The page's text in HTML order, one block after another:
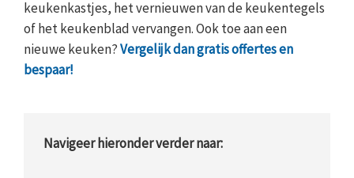
keukenkastjes, het vernieuwen van de keukentegels
of het keukenblad vervangen. Ook toe aan een
nieuwe keuken?Vergelijk dan gratis offertes en
bespaar!
Navigeer hieronder verder naar: